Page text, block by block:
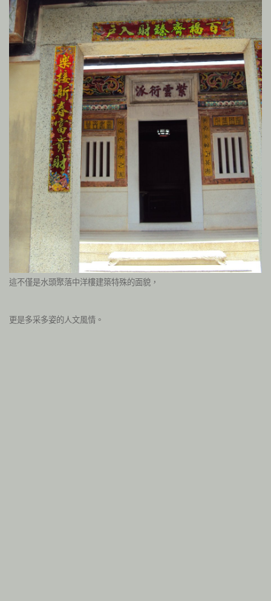
這不僅是水頭聚落中洋樓建築特殊的面貌，
更是多采多姿的人文風情。